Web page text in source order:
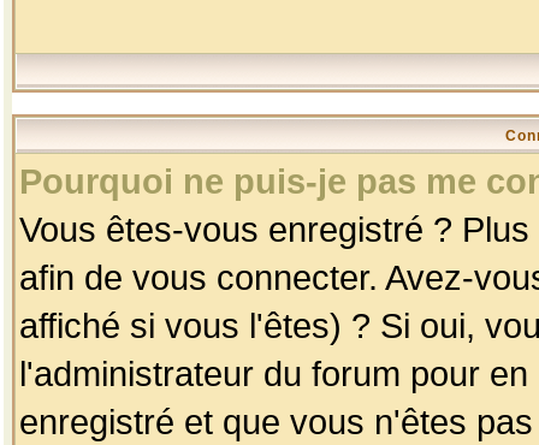
Pourquoi ne puis-je pas me
Vous êtes-vous enregistré ?
afin de vous connecter. Avez-
affiché si vous l'êtes) ? Si oui,
l'administrateur du forum pour
enregistré et que vous n'êtes